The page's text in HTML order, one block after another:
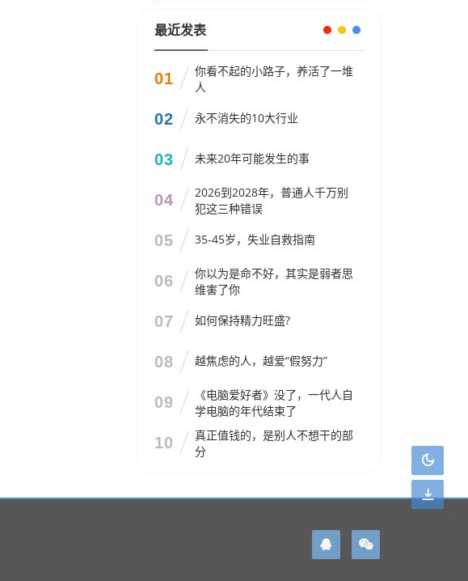
最近发表
01
你看不起的小路子，养活了一堆
人
02 永不消失的10大行业
03 未来20年可能发生的事
04
2026到2028年，普通人千万别
犯这三种错误
05 35-45岁，失业自救指南
06
你以为是命不好，其实是弱者思
维害了你
07 如何保持精力旺盛?
08 越焦虑的人，越爱“假努力”
09
《电脑爱好者》没了，一代人自
学电脑的年代结束了
10
真正值钱的，是别人不想干的部
分